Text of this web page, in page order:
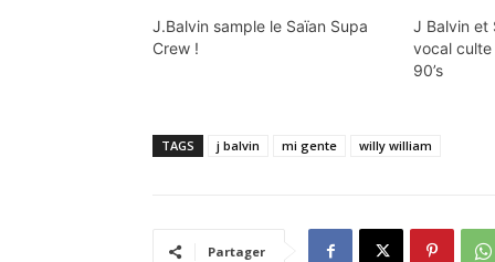
J.Balvin sample le Saïan Supa
Crew !
J Balvin et
vocal culte
90’s
TAGS j balvin mi gente willy william
Partager